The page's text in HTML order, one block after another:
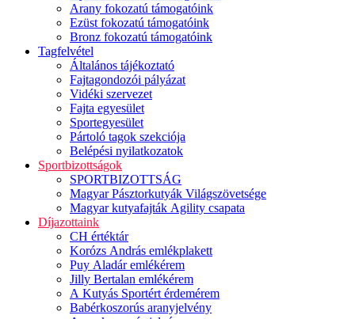
Arany fokozatú támogatóink
Ezüst fokozatú támogatóink
Bronz fokozatú támogatóink
Tagfelvétel
Általános tájékoztató
Fajtagondozói pályázat
Vidéki szervezet
Fajta egyesület
Sportegyesület
Pártoló tagok szekciója
Belépési nyilatkozatok
Sportbizottságok
SPORTBIZOTTSÁG
Magyar Pásztorkutyák Világszövetsége
Magyar kutyafajták Agility csapata
Díjazottaink
CH értéktár
Korózs András emlékplakett
Puy Aladár emlékérem
Jilly Bertalan emlékérem
A Kutyás Sportért érdemérem
Babérkoszorús aranyjelvény